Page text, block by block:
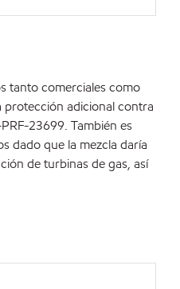
tanto comerciales como
protección adicional contra
23699. También es
dado que la mezcla daría
de turbinas de gas, así